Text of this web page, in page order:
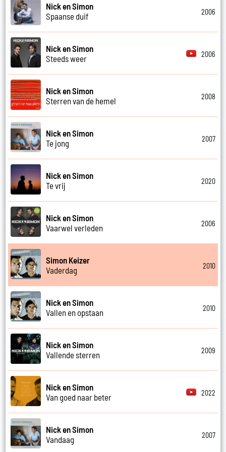
Nick en Simon
Spaanse duif
2006
Nick en Simon
Steeds weer
2006
Nick en Simon
Sterren van de hemel
2008
Nick en Simon
Te jong
2007
Nick en Simon
Te vrij
2020
Nick en Simon
Vaarwel verleden
2006
Simon Keizer
Vaderdag
2010
Nick en Simon
Vallen en opstaan
2010
Nick en Simon
Vallende sterren
2009
Nick en Simon
Van goed naar beter
2022
Nick en Simon
Vandaag
2007